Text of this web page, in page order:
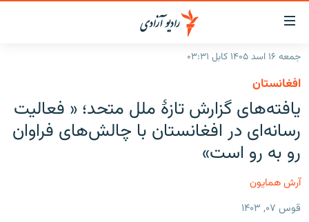
لینک‌های
قابل
دسترسی
به
متن
اصلی
بازگشت
منوی
اصلی
مراجعه
گزارش‌ها
افغانستان
منطقه
خبرها
افغانستان
جدول نشرات
جمعه ۱۶ اسد ۱۴۰۵ کابل ۰۳:۳۱
افغانستان
یافته‌های گزارش تازهٔ ملل متحد؛ « فعالیت
رسانه‌ای در افغانستان با چالش‌های فراوان
رو به رو است»
آرش همایون
قوس ۰۷, ۱۴۰۳